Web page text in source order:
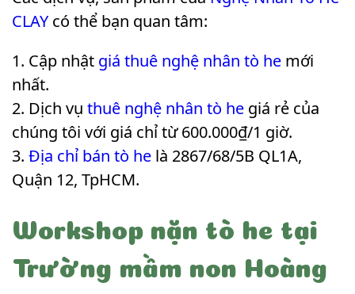
CLAY có thể bạn quan tâm:
Cập nhật giá thuê nghệ nhân tò he mới
nhất.
Dịch vụ thuê nghệ nhân tò he giá rẻ của
chúng tôi với giá chỉ từ 600.000₫/1 giờ.
Địa chỉ bán tò he là 2867/68/5B QL1A,
Quận 12, TpHCM.
Workshop nặn tò he tại
Trường mầm non Hoàng